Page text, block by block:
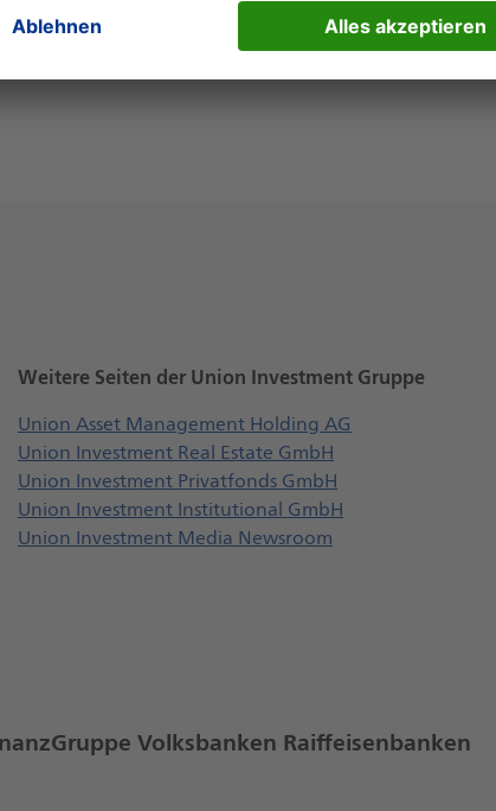
Weitere Seiten der Union Investment Gruppe
Union Asset Management Holding AG Öffnet externe
Union Investment Real Estate GmbH
Union Investment Privatfonds GmbH Öffnet externe
Union Investment Institutional GmbH Öffnet externe
Union Investment Media Newsroom Öffnet externe
Volksbanken Raiffeisenbanken